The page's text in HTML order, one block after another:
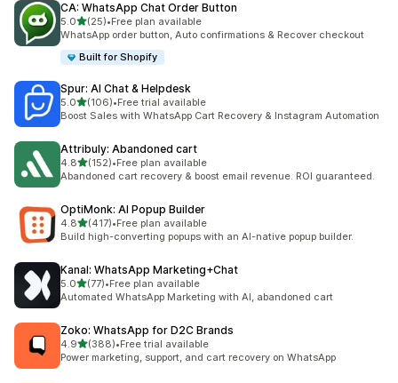
CA: WhatsApp Chat Order Button
5.05つ星中
(25)
合計レビュー数：25件
•Free plan available
WhatsApp order button, Auto confirmations & Recover checkout
Built for Shopify
Spur: AI Chat & Helpdesk
5.05つ星中
(106)
合計レビュー数：106件
•Free trial available
Boost Sales with WhatsApp Cart Recovery & Instagram Automation
Attribuly: Abandoned cart
4.85つ星中
(152)
合計レビュー数：152件
•Free plan available
Abandoned cart recovery & boost email revenue. ROI guaranteed.
OptiMonk: AI Popup Builder
4.85つ星中
(417)
合計レビュー数：417件
•Free plan available
Build high-converting popups with an AI-native popup builder.
Kanal: WhatsApp Marketing+Chat
5.05つ星中
(77)
合計レビュー数：77件
•Free plan available
Automated WhatsApp Marketing with AI, abandoned cart
Zoko: WhatsApp for D2C Brands
4.95つ星中
(388)
合計レビュー数：388件
•Free trial available
Power marketing, support, and cart recovery on WhatsApp